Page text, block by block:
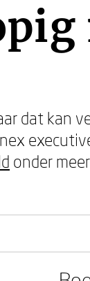
dat kan
onder